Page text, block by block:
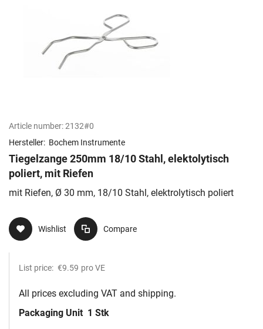
Article number:2132#0
Hersteller: Bochem Instrumente
Tiegelzange 250mm 18/10 Stahl, elektolytisch
poliert, mit Riefen
mit Riefen, Ø 30 mm, 18/10 Stahl, elektrolytisch poliert
Wishlist Compare
List price: €9.59 pro VE
All prices excluding VAT and shipping.
Packaging Unit 1 Stk